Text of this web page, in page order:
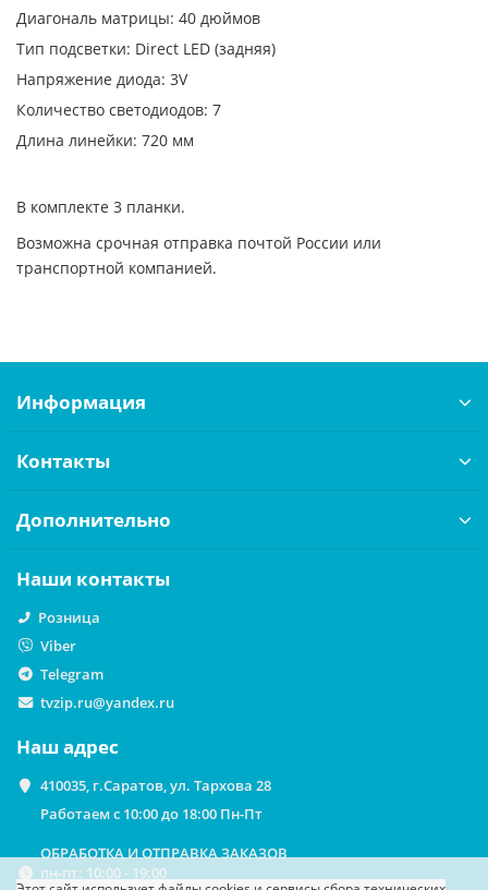
Диагональ матрицы: 40 дюймов
Тип подсветки: Direct LED (задняя)
Напряжение диода: 3V
Количество светодиодов: 7
Длина линейки: 720 мм
В комплекте 3 планки.
Возможна срочная отправка почтой России или
транспортной компанией.
Информация
Контакты
Дополнительно
Наши контакты
Розница
Viber
Telegram
tvzip.ru@yandex.ru
Наш адрес
410035, г.Саратов, ул. Тархова 28
Работаем с 10:00 до 18:00 Пн-Пт
ОБРАБОТКА И ОТПРАВКА ЗАКАЗОВ
пн-пт: 10:00 - 19:00